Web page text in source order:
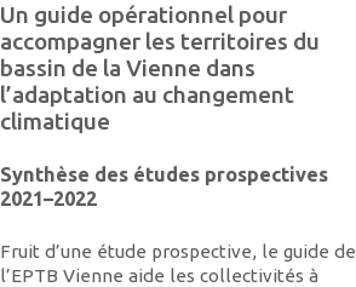
Un guide opérationnel pour
accompagner les territoires du
bassin de la Vienne dans
l’adaptation au changement
climatique
Synthèse des études prospectives
2021–2022
Fruit d’une étude prospective, le guide de
l’EPTB Vienne aide les collectivités à